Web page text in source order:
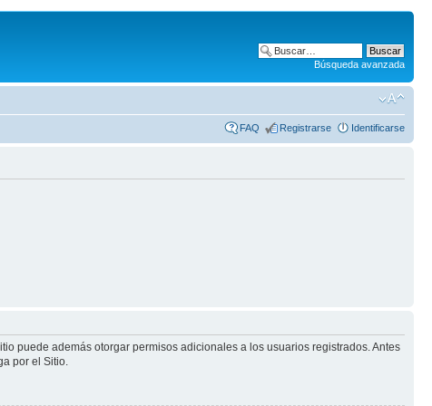
Búsqueda avanzada
FAQ Registrarse Identificarse
puede además otorgar permisos adicionales a los usuarios registrados. Antes
por el Sitio.